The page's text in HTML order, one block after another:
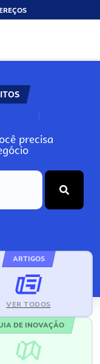
N
precisa
ARTIGOS
VER TODOS
DE INOVAÇÃO